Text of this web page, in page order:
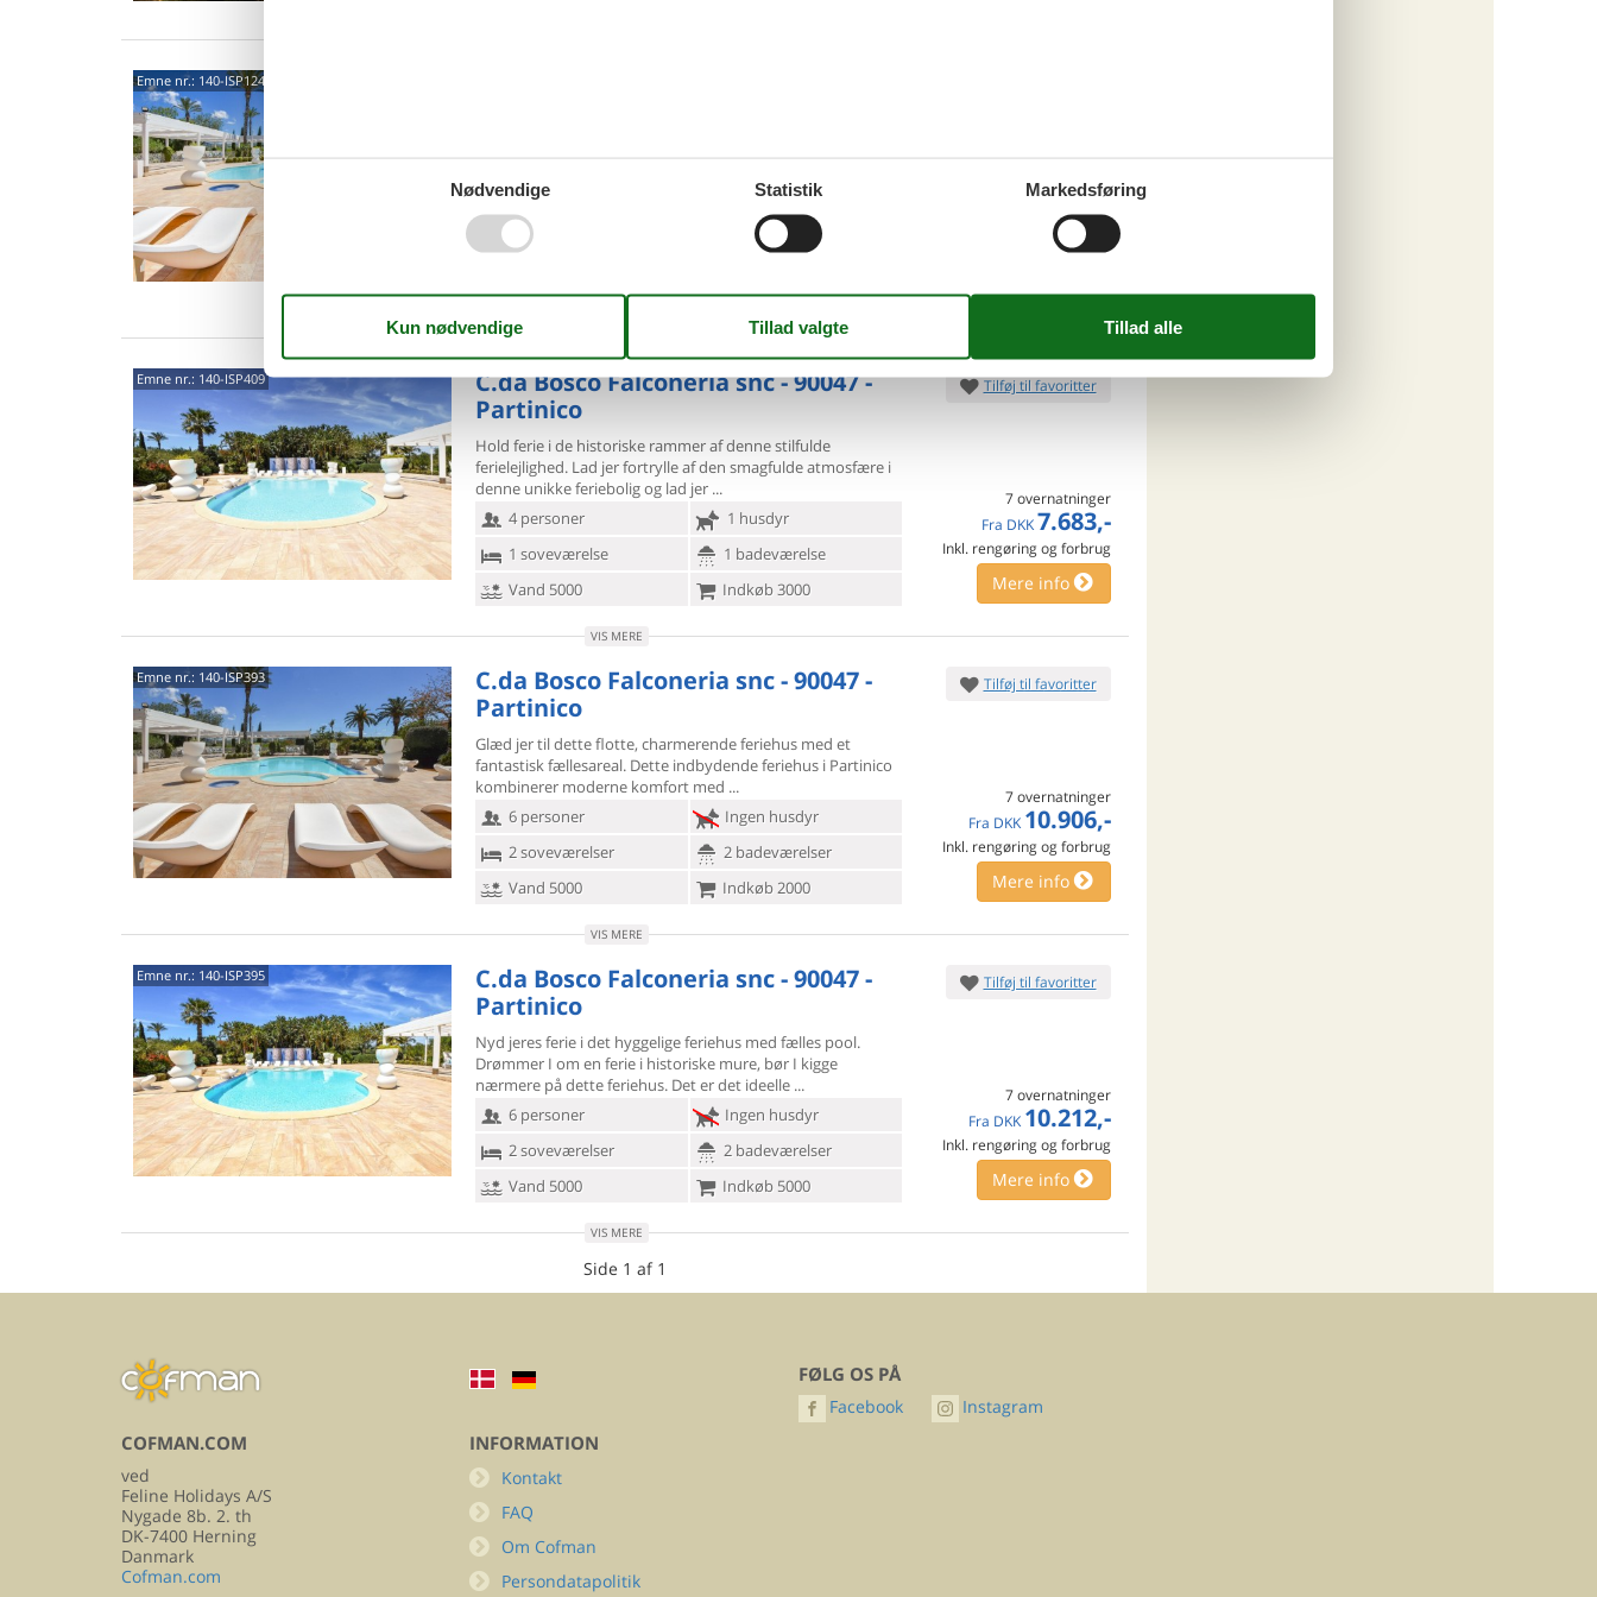
Emne nr.: 140-ISP124
Partinico kombinerer moderne komfort
8 personer
Ingen husdyr
3 soveværelser
2 badeværelser
Vand 5000
Indkøb 4000
7 overnatninger
13.450,-
Inkl. rengøring og forbrug
Emne nr.: 140-ISP409
C.da Bosco Falconeria snc - 90047 -
Partinico
Hold ferie i de historiske rammer af denne stilfulde
ferielejlighed. Lad jerfortrylle af den smagfulde atmosfære i
denne unikke feriebolig og lad jer
4 personer
1 husdyr
1 soveværelse
1 badeværelse
Vand 5000
Indkøb 3000
Tilføj til favoritter
7 overnatninger
Fra DKK 7.683,-
Inkl. rengøring og forbrug
Mere info
VIS MERE
Emne nr.: 140-ISP393
C.da Bosco Falconeria snc - 90047 -
Partinico
Glæd jer til dette flotte, charmerende feriehus med et
fantastisk fællesareal. Dette indbydende feriehus i Partinico
kombinerer moderne komfort med
6 personer
Ingen husdyr
2 soveværelser
2 badeværelser
Vand 5000
Indkøb 2000
Tilføj til favoritter
7 overnatninger
Fra DKK 10.906,-
Inkl. rengøring og forbrug
Mere info
VIS MERE
Emne nr.: 140-ISP395
C.da Bosco Falconeria snc - 90047 -
Partinico
Nyd jeres ferie i det hyggelige feriehus med fælles pool.
Drømmer I om en ferie i historiske mure, bør I kigge
nærmere på dette feriehus. Det er det ideelle
6 personer
Ingen husdyr
2 soveværelser
2 badeværelser
Vand 5000
Indkøb 5000
Tilføj til favoritter
7 overnatninger
Fra DKK 10.212,-
Inkl. rengøring og forbrug
Mere info
VIS MERE
Side 1 af 1
COFMAN.COM
ved
Feline Holidays A/S
Nygade 8b. 2. th
DK-7400 Herning
Danmark
Cofman.com
INFORMATION
Kontakt
FAQ
Om Cofman
Persondatapolitik
FØLG OS PÅ
Facebook Instagram
Nødvendige Statistik Markedsføring